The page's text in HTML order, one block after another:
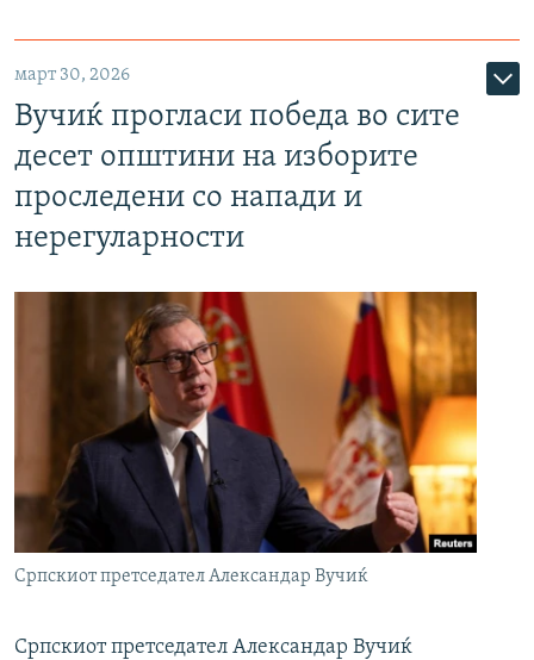
март 30, 2026
Вучиќ прогласи победа во сите
десет општини на изборите
проследени со напади и
нерегуларности
Српскиот претседател Александар Вучиќ
Српскиот претседател Александар Вучиќ